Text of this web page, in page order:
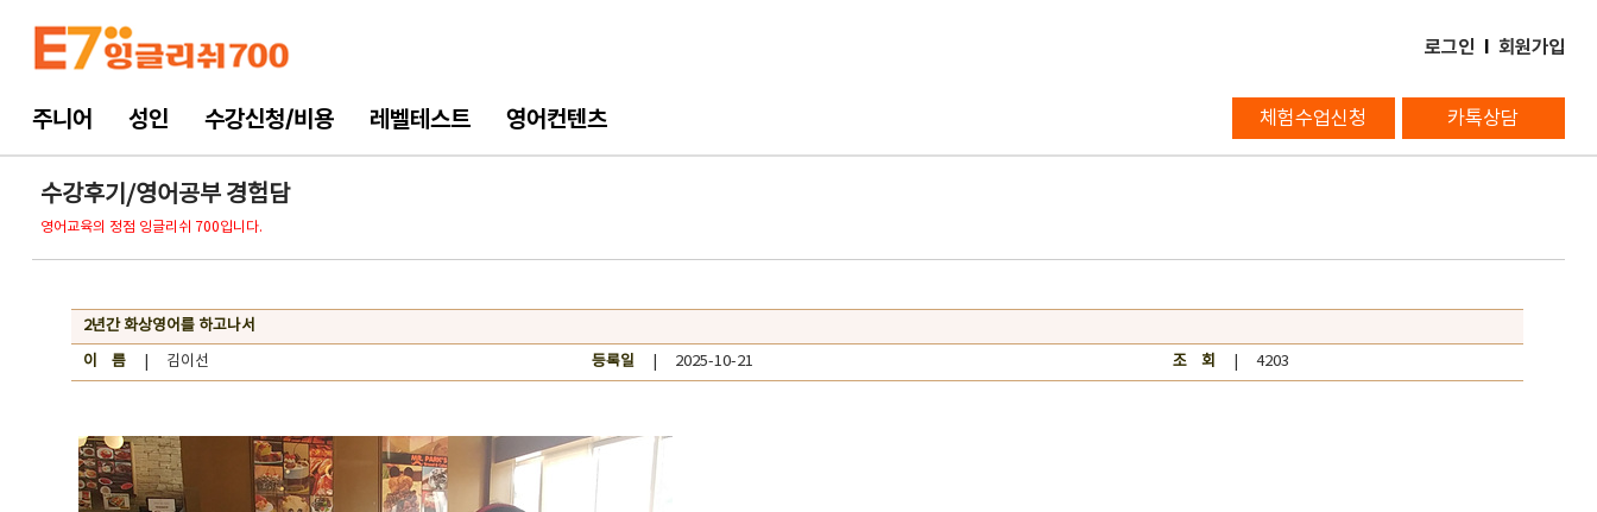
로그인 l 회원가입
주니어 성인 수강신청/비용 레벨테스트 영어컨텐츠 체험수업신청 카톡상담
수강후기/영어공부 경험담
영어교육의 정점 잉글리쉬 700입니다.
2년간 화상영어를 하고나서
이 름 | 김이선 등록일 | 2025-10-21 조 회 | 4203